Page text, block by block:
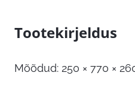
Tootekirjeldus
Mõõdud: 250 × 770 ×